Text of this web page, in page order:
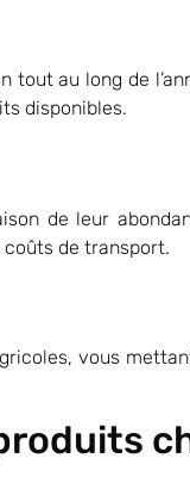
tout au long de
disponibles.
de leur
de transport.
vous